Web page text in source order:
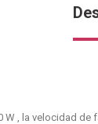
, la velocidad